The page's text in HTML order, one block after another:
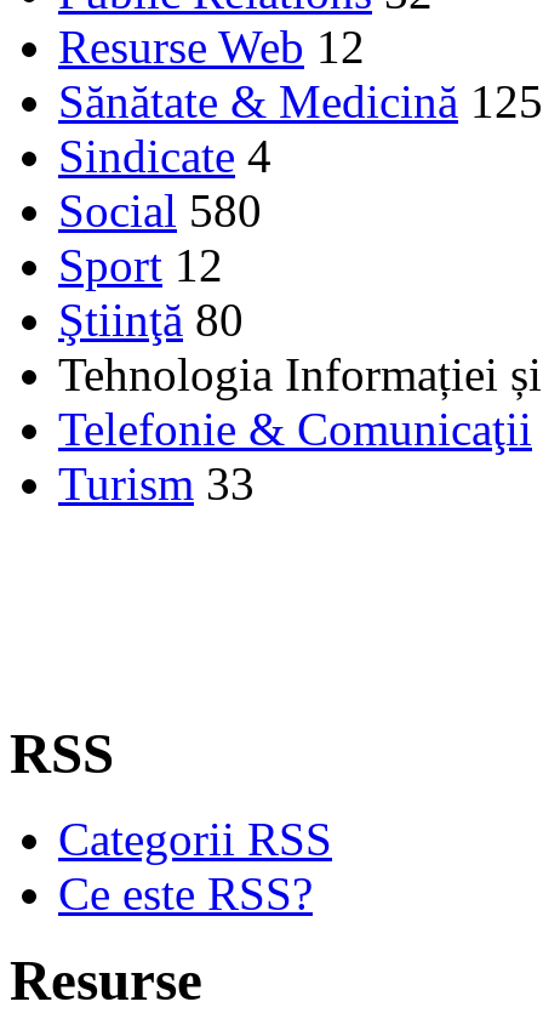
Resurse Web 12
Sănătate & Medicină 125
Sindicate 4
Social 580
Sport 12
Ştiinţă 80
Tehnologia Informației
Telefonie & Comunicaţii
Turism 33
RSS
Categorii RSS
Ce este RSS?
Resurse